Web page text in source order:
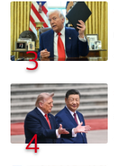
3
4